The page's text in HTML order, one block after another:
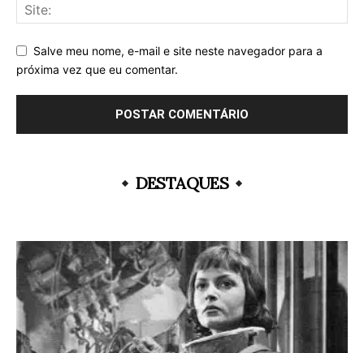
Salve meu nome, e-mail e site neste navegador para a
próxima vez que eu comentar.
DESTAQUES